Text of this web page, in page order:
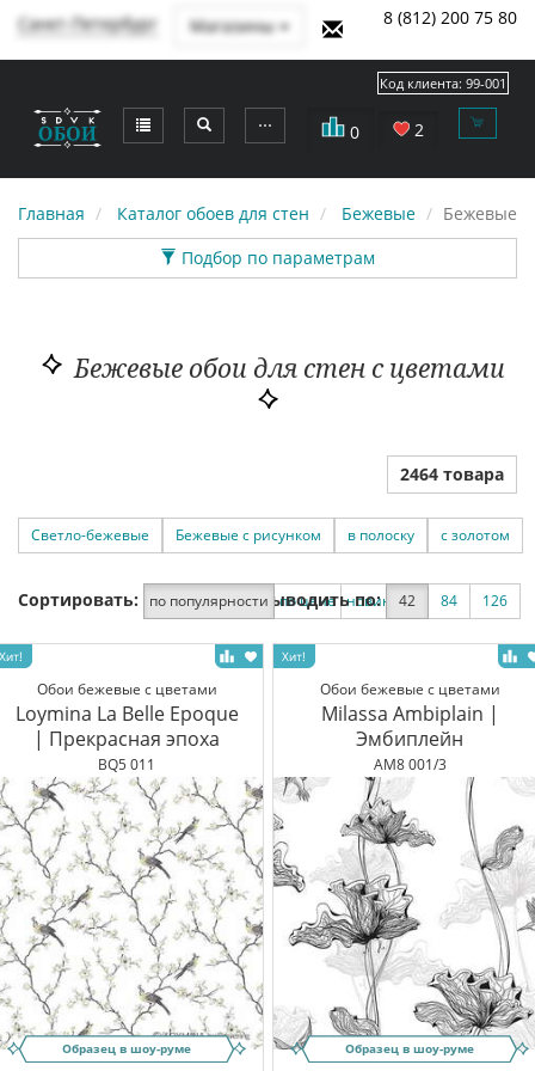
Санкт-Петербург Магазины 8 (812) 200 75 80
⋯ 0 2
Код клиента: 99-001
Главная Каталог обоев для стен Бежевые
Бежевые
Подбор по параметрам
Бежевые обои для стен с цветами
2464 товара
Светло-бежевые Бежевые с рисунком в полоску с золотом
Сортировать: по популярности по цене новинки по скидке
Выводить по: 42 84 126
Обои бежевые с цветами
Loymina La Belle Epoque
| Прекрасная эпоха
BQ5 011
Образец в шоу-руме
Обои бежевые с цветами
Milassa Ambiplain |
Эмбиплейн
AM8 001/3
Образец в шоу-руме